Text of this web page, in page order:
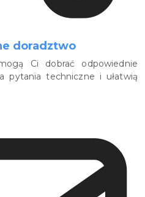
doradztwo
Ci dobrać odpowiednie
pytania techniczne i ułatwią